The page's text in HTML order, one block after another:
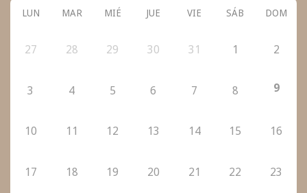
LUN MAR MIÉ JUE VIE SÁB DOM
27 28 29 30 31 1 2
3 4 5 6 7 8 9
10 11 12 13 14 15 16
17 18 19 20 21 22 23